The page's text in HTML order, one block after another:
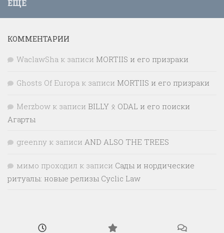
ЕЩЁ
КОММЕНТАРИИ
WaclawSha к записи MORTIIS и его призраки
Ghosts Of Europa к записи MORTIIS и его призраки
Merzbow к записи BILLY ᛟ ODAL и его поиски
Агарты
greenny к записи AND ALSO THE TREES
мимо проходил к записи Сады и нордические
ритуалы: новые релизы Cyclic Law